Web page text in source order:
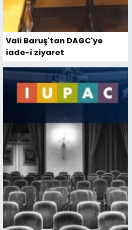
Vali Baruş'tan DAGC'ye
iade-i ziyaret